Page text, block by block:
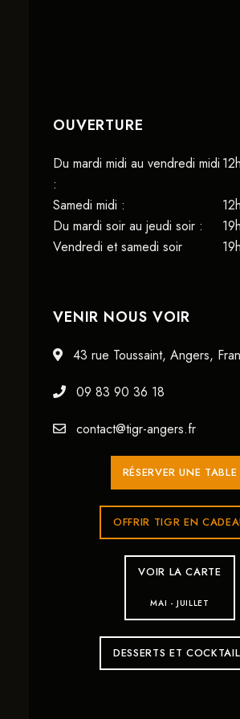
OUVERTURE
Du mardi midi au vendredi midi
:
Samedi midi :
Du mardi soir au jeudi soir :
Vendredi et samedi soir
VENIR NOUS VOIR
43 rue Toussaint, Angers,
09 83 90 36 18
contact@tigr-angers.fr
RÉSERVER UNE TABLE
OFFRIR TIGR EN
VOIR LA CARTE
MAI - JUILLET
DESSERTS ET